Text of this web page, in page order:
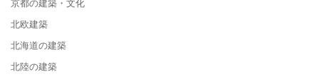
北欧建築
北海道の建築
北陸の建築